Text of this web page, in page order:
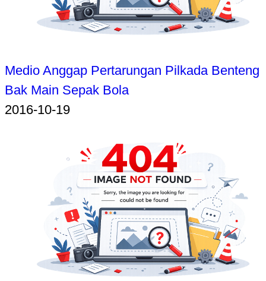
Medio Anggap Pertarungan Pilkada Benteng
Bak Main Sepak Bola
2016-10-19